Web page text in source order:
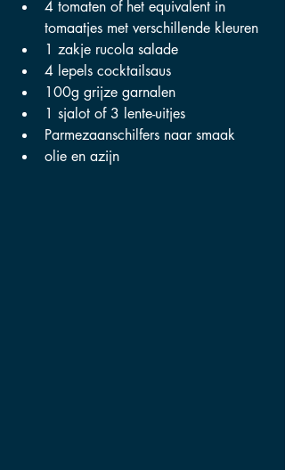
4 tomaten of het equivalent in
tomaatjes met verschillende kleuren
1 zakje rucola salade
4 lepels cocktailsaus
100g grijze garnalen
1 sjalot of 3 lente-uitjes
Parmezaanschilfers naar smaak
olie en azijn